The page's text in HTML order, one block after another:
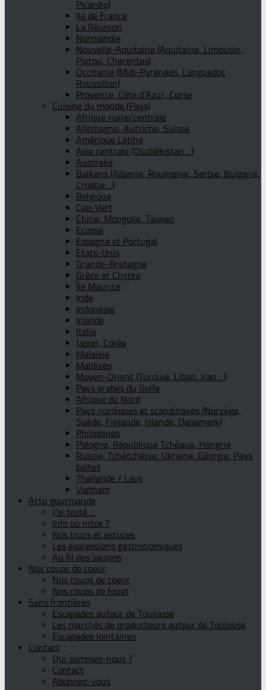
Picardie)
Ile de France
La Réunion
Normandie
Nouvelle-Aquitaine (Aquitaine, Limousin,
Poitou, Charentes)
Occitanie (Midi-Pyrénées, Languedoc
Roussillon)
Provence, Côte d’Azur, Corse
Cuisine du monde (Pays)
Afrique noire/centrale
Allemagne, Autriche, Suisse
Amérique Latine
Asie centrale (Ouzbékistan…)
Australie
Balkans (Albanie, Roumanie, Serbie, Bulgarie,
Croatie…)
Belgique
Cap-Vert
Chine, Mongolie, Taïwan
Ecosse
Espagne et Portugal
Etats-Unis
Grande-Bretagne
Grèce et Chypre
Île Maurice
Inde
Indonésie
Irlande
Italie
Japon, Corée
Malaisie
Maldives
Moyen-Orient (Turquie, Liban, Iran…)
Pays arabes du Golfe
Afrique du Nord
Pays nordiques et scandinaves (Norvège,
Suède, Finlande, Islande, Danemark)
Philippines
Pologne, République Tchèque, Hongrie
Russie, Tchétchénie, Ukraine, Géorgie, Pays
baltes
Thaïlande / Laos
Vietnam
Actu gourmande
J’ai testé …
Info ou intox ?
Nos trucs et astuces
Les expressions gastronomiques
Au fil des saisons
Nos coups de coeur
Nos coups de coeur
Nos coups de fouet
Sans frontières
Escapades autour de Toulouse
Les marchés de producteurs autour de Toulouse
Escapades lointaines
Contact
Qui sommes-nous ?
Contact
Abonnez-vous